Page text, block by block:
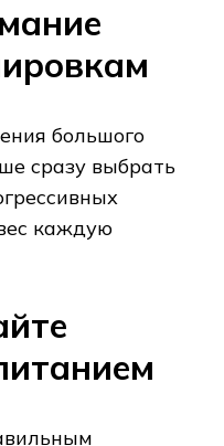
большого
сразу выбрать
каждую